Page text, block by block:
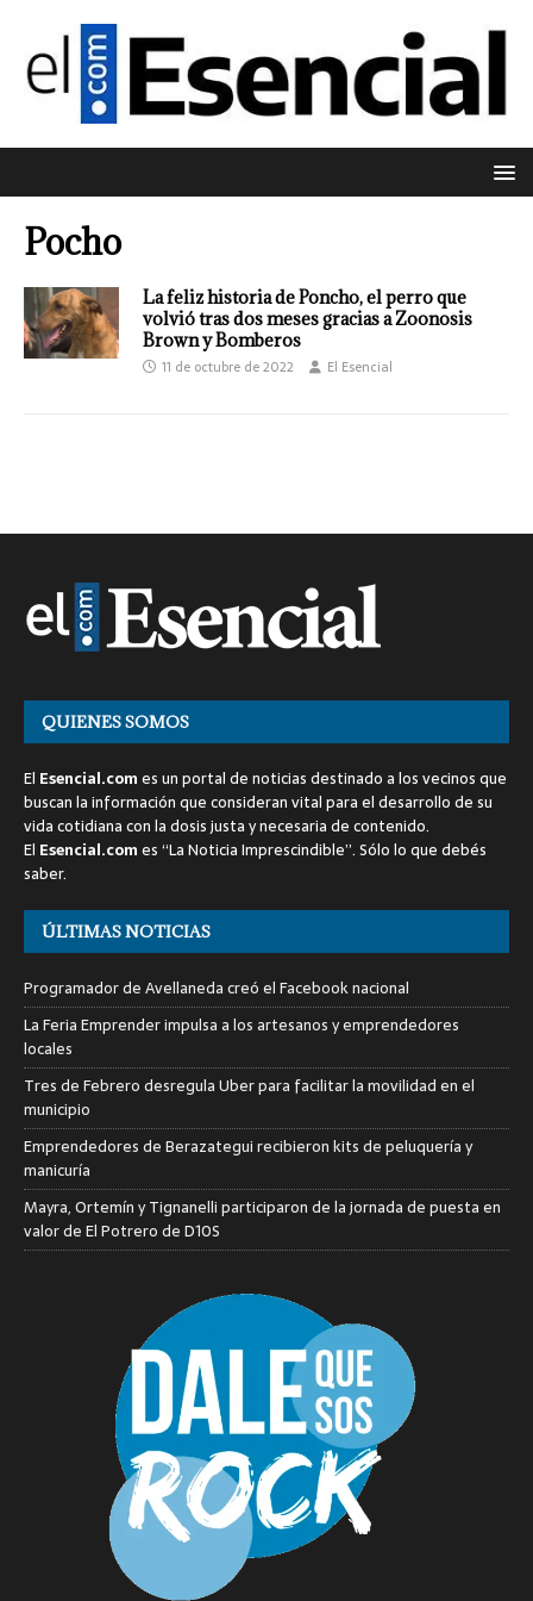
Pocho
La feliz historia de Poncho, el perro que
volvió tras dos meses gracias a Zoonosis
Brown y Bomberos
11 de octubre de 2022 El Esencial
QUIENES SOMOS
El Esencial.comes un portal de noticias destinado a los vecinos que
buscan la información que consideran vital para el desarrollo de su
vida cotidiana con la dosis justa y necesaria de contenido.
El Esencial.comes “La Noticia Imprescindible”. Sólo lo que debés
saber.
ÚLTIMAS NOTICIAS
Programador de Avellaneda creó el Facebook nacional
La Feria Emprender impulsa a los artesanos y emprendedores
locales
Tres de Febrero desregula Uber para facilitar la movilidad en el
municipio
Emprendedores de Berazategui recibieron kits de peluquería y
manicuría
Mayra, Ortemín y Tignanelli participaron de la jornada de puesta en
valor de El Potrero de D10S